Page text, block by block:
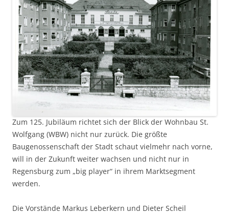
Zum 125. Jubiläum richtet sich der Blick der Wohnbau St.
Wolfgang (WBW) nicht nur zurück. Die größte
Baugenossenschaft der Stadt schaut vielmehr nach vorne,
will in der Zukunft weiter wachsen und nicht nur in
Regensburg zum „big player“ in ihrem Marktsegment
werden.
Die Vorstände Markus Leberkern und Dieter Scheil